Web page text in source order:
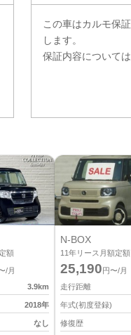
この車はカルモ保
します。
保証内容については
額
/月
3.9km
2018年
なし
N-BOX
11年リース月額定額
25,190 円〜/月
走行距離
年式(初度登録)
修復歴